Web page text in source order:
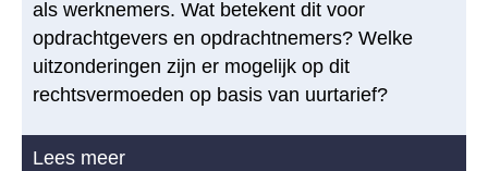
als werknemers. Wat betekent dit voor
opdrachtgevers en opdrachtnemers? Welke
uitzonderingen zijn er mogelijk op dit
rechtsvermoeden op basis van uurtarief?
Lees meer